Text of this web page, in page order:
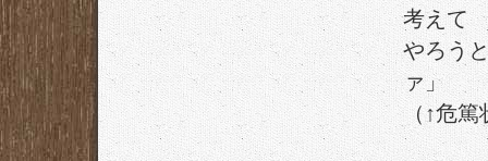
考えて
やろう
ァ」
（↑危篤